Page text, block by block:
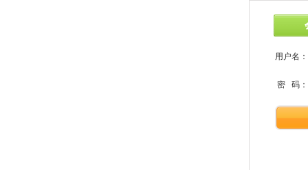
用户名：
密 码：